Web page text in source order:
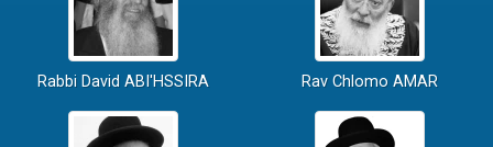
Rabbi David ABI'HSSIRA Rav Chlomo AMAR